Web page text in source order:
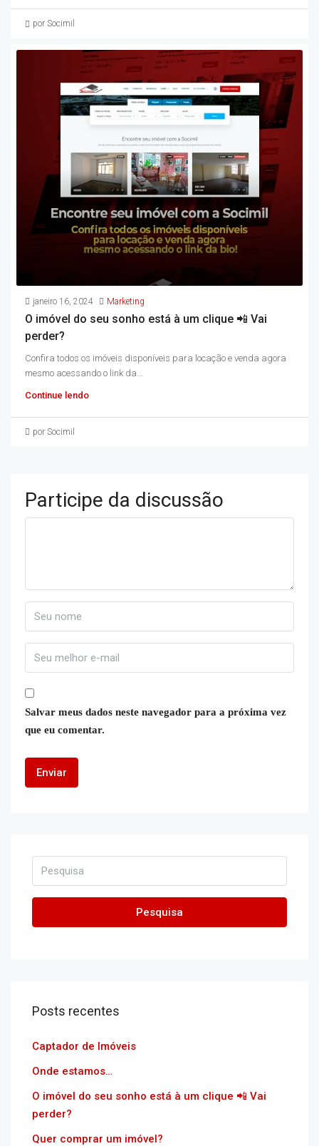
por Socimil
janeiro 16, 2024 Marketing
O imóvel do seu sonho está à um clique 📲 Vai
perder?
Confira todos os imóveis disponíveis para locação e venda agora
mesmo acessando o link da...
Continue lendo
por Socimil
Participe da discussão
Salvar meus dados neste navegador para a próxima vez
que eu comentar.
Pesquisa
Posts recentes
Captador de Imóveis
Onde estamos…
O imóvel do seu sonho está à um clique 📲 Vai
perder?
Quer comprar um imóvel?